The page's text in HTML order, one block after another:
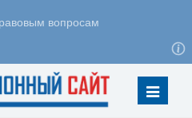
Меню